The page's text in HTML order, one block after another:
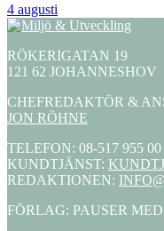
4 augusti
RÖKERIGATAN 19
121 62 JOHANNESHOV
CHEFREDAKTÖR &
JON RÖHNE
TELEFON: 08-517 955 00
KUNDTJÄNST:
REDAKTIONEN:
FÖRLAG: PAUSER